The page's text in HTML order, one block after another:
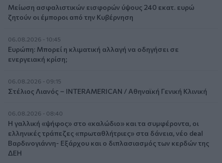
Μείωση ασφαλιστικών εισφορών ύψους 240 εκατ. ευρώ
ζητούν οι έμποροι από την Κυβέρνηση
06.08.2026 - 10:45
Ευρώπη: Μπορεί η κλιματική αλλαγή να οδηγήσει σε
ενεργειακή κρίση;
06.08.2026 - 09:15
Στέλιος Λιανός – INTERAMERICAN / Αθηναϊκή Γενική Κλινική
06.08.2026 - 08:40
Η γαλλική «ψήφος» στο «καλώδιο» και τα συμφέροντα, οι
ελληνικές τράπεζες «πρωταθλήτριες» στα δάνεια, νέο deal
Βαρδινογιάννη- Εξάρχου και ο διπλασιασμός των κερδών της
ΔΕΗ